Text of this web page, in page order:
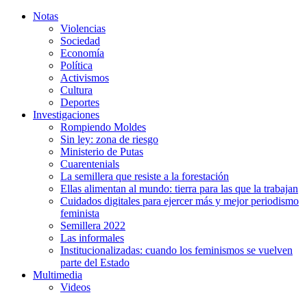
Notas
Violencias
Sociedad
Economía
Política
Activismos
Cultura
Deportes
Investigaciones
Rompiendo Moldes
Sin ley: zona de riesgo
Ministerio de Putas
Cuarentenials
La semillera que resiste a la forestación
Ellas alimentan al mundo: tierra para las que la trabajan
Cuidados digitales para ejercer más y mejor periodismo
feminista
Semillera 2022
Las informales
Institucionalizadas: cuando los feminismos se vuelven
parte del Estado
Multimedia
Videos